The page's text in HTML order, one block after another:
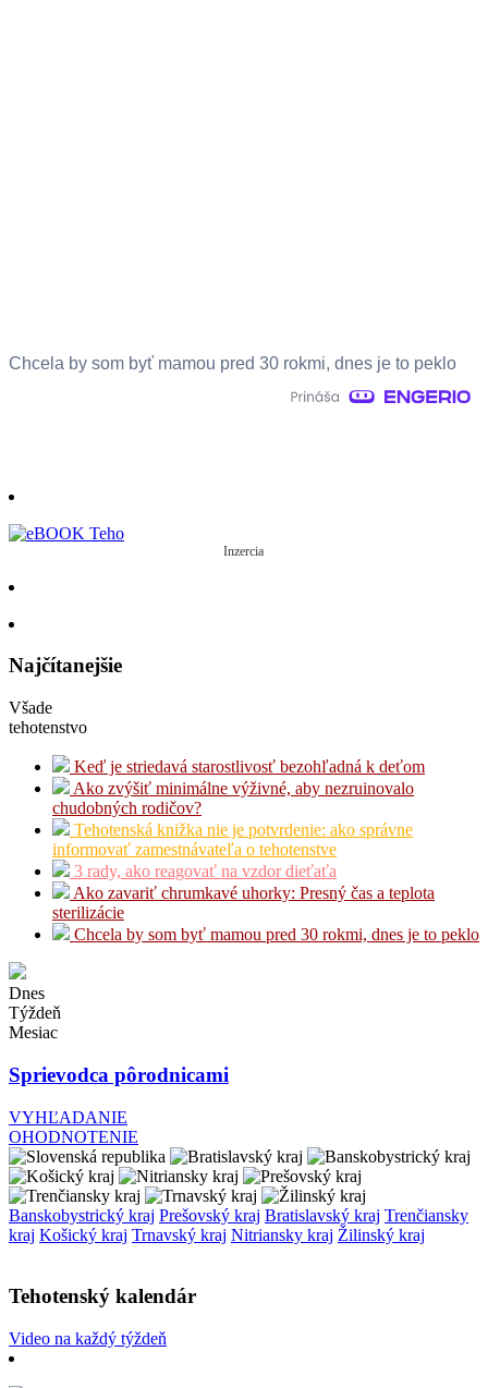
Chcela by som byť mamou pred 30 rokmi, dnes je to peklo
Inzercia
Najčítanejšie
Všade
tehotenstvo
Keď je striedavá starostlivosť bezohľadná k deťom
Ako zvýšiť minimálne výživné, aby nezruinovalo
chudobných rodičov?
Tehotenská knižka nie je potvrdenie: ako správne
informovať zamestnávateľa o tehotenstve
3 rady, ako reagovať na vzdor dieťaťa
Ako zavariť chrumkavé uhorky: Presný čas a teplota
sterilizácie
Chcela by som byť mamou pred 30 rokmi, dnes je to peklo
Dnes
Týždeň
Mesiac
Sprievodca pôrodnicami
VYHĽADANIE
OHODNOTENIE
Banskobystrický kraj Prešovský kraj Bratislavský kraj Trenčiansky
kraj Košický kraj Trnavský kraj Nitriansky kraj Žilinský kraj
Tehotenský kalendár
Video na každý týždeň